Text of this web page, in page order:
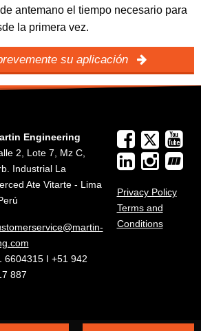
antemano el tiempo necesario para
la primera vez.
su aplicación
Engineering
2, Lote 7, Mz C,
Industrial La
Ate Vitarte - Lima
6604315 I +51 942
887
Privacy Policy
Terms and
Conditions